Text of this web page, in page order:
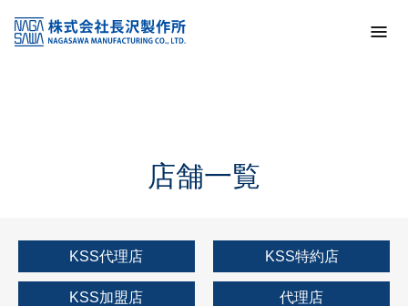
KSS加盟店・取扱店情報
店舗一覧
店舗一覧
KSS代理店 KSS特約店
KSS加盟店 代理店